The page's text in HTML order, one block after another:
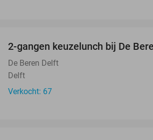
2-gangen keuzelunch bij De
De Beren Delft
Delft
Verkocht: 67